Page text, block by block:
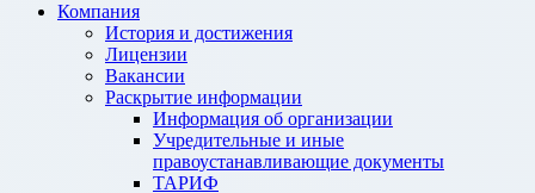
Компания
История и достижения
Лицензии
Вакансии
Раскрытие информации
Информация об организации
Учредительные и иные
правоустанавливающие документы
ТАРИФ